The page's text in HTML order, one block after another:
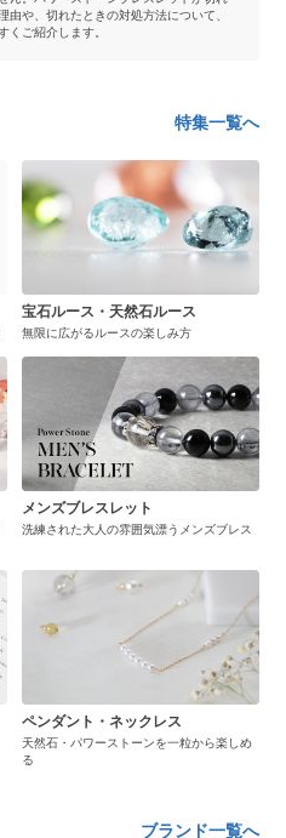
由や、切れたときの対処方法について、
くご紹介します。
特集一覧へ
宝石ルース・天然石ルース
無限に広がるルースの楽しみ方
メンズブレスレット
洗練された大人の雰囲気漂うメンズブレス
ペンダント・ネックレス
天然石・パワーストーンを一粒から楽しめ
る
ブランド一覧へ